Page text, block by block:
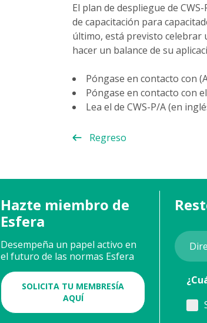
El plan de despliegue de
de capacitación para
último, está previsto celebrar
hacer un balance de su
Póngase en contacto con
Póngase en contacto con
Lea el de CWS-P/A (en
Regreso
Hazte miembro de
Esfera
Desempeña un papel activo en
el futuro de las normas Esfera
SOLICITA TU MEMBRESÍA
AQUÍ